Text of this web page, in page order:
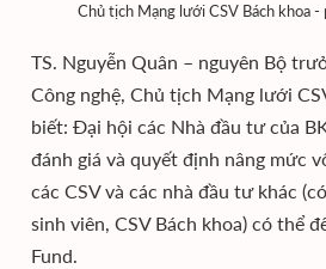
Chủ tịch Mạng lưới CSV Bách khoa
TS. Nguyễn Quân – nguyên Bộ
Công nghệ, Chủ tịch Mạng lưới
biết: Đại hội các Nhà đầu tư của
đánh giá và quyết định nâng mức
các CSV và các nhà đầu tư khác
sinh viên, CSV Bách khoa) có thể
Fund.